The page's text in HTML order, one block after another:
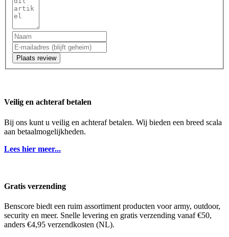
Plaats review
Veilig en achteraf betalen
Bij ons kunt u veilig en achteraf betalen. Wij bieden een breed scala
aan betaalmogelijkheden.
Lees hier meer...
Gratis verzending
Benscore biedt een ruim assortiment producten voor army, outdoor,
security en meer. Snelle levering en gratis verzending vanaf €50,
anders €4,95 verzendkosten (NL).